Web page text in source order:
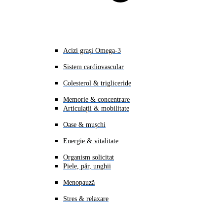
Acizi grași Omega-3
Sistem cardiovascular
Colesterol & trigliceride
Memorie & concentrare
Articulații & mobilitate
Oase & mușchi
Energie & vitalitate
Organism solicitat
Piele, păr, unghii
Menopauză
Stres & relaxare